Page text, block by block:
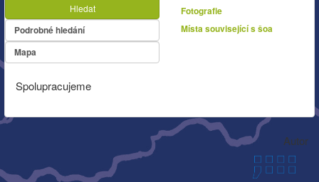
Hledat
Podrobné hledání
Mapa
Fotografie
Místa související s šoa
Spolupracujeme
Autor